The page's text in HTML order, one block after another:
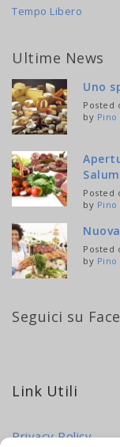
Tempo Libero
Ultime News
Uno
Posted
by Pino
Posted
by Pino
Posted
by Pino
Seguici su
Link Utili
Privacy Policy